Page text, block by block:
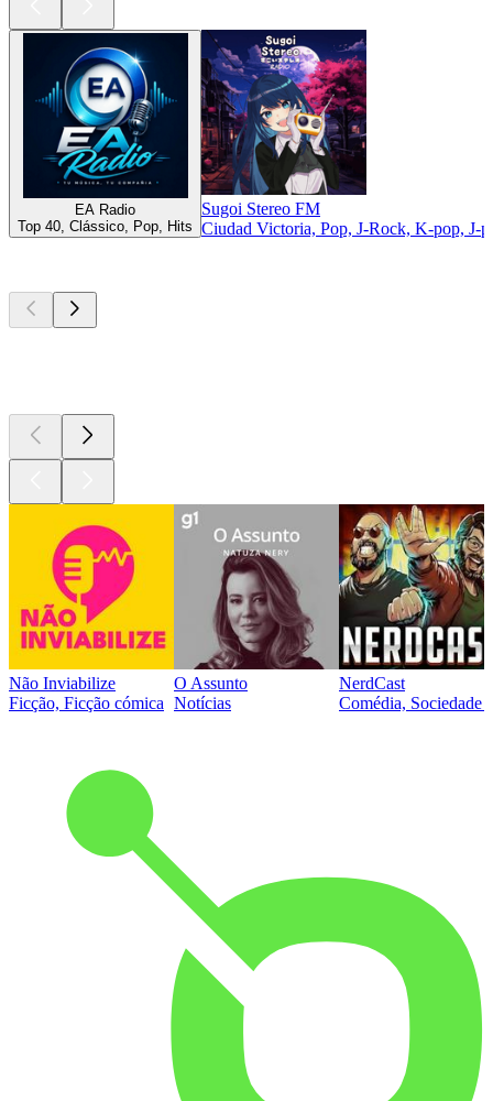
EA Radio
Top 40, Clássico, Pop, Hits
Sugoi Stereo FM
Ciudad Victoria, Pop, J-Rock, K-pop, J-
Não Inviabilize
Ficção, Ficção cómica
O Assunto
Notícias
NerdCast
Comédia, Sociedade